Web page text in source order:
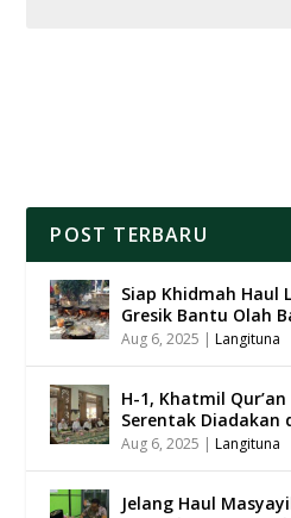
POST TERBARU
Siap Khidmah Haul
Gresik Bantu Olah
Aug 6, 2025 |Langituna
H-1, Khatmil
Serentak Diadakan
Aug 6, 2025 |Langituna
Jelang Haul